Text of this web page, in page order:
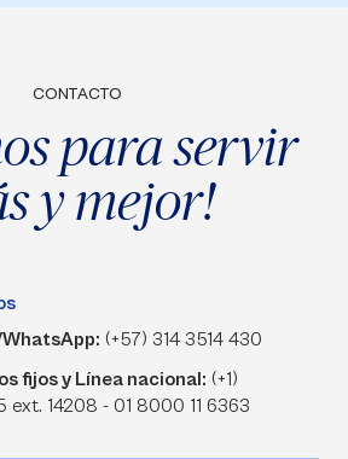
CONTACTO
para servir
y mejor!
(+57) 314 3514 430
fijos y Línea nacional: (+1)
ext. 14208 - 01 8000 11 6363